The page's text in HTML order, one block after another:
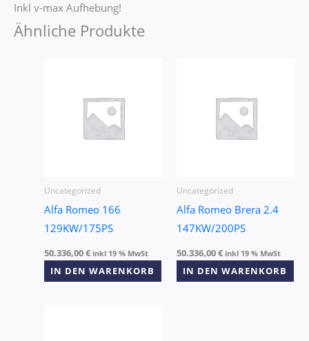
Inkl v-max Aufhebung!
Ähnliche Produkte
Uncategorized
Alfa Romeo 166
129KW/175PS
50.336,00€ inkl 19 % MwSt
IN DEN WARENKORB
Uncategorized
Alfa Romeo Brera 2.4
147KW/200PS
50.336,00€ inkl 19 % MwSt
IN DEN WARENKORB